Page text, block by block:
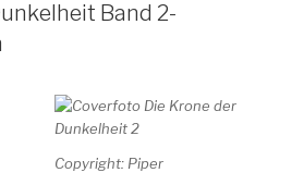
Band 2-
Copyright: Piper